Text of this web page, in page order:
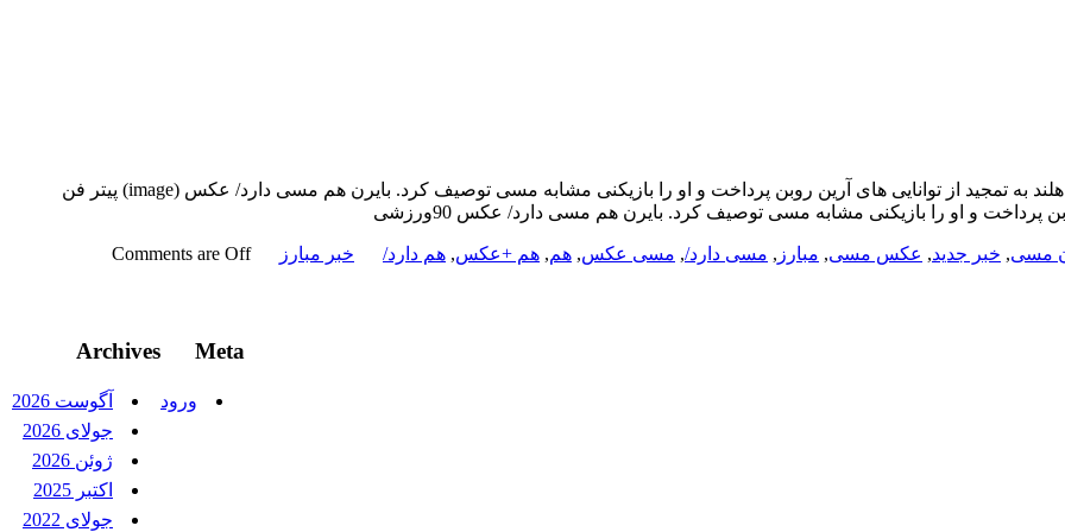
بایرن هم مسی دارد/ عکس پیتر فن مارویک، سرمربی سابق تیم ملی هلند به تمجید از توانایی های آرین روبن پرداخت و او را بازیکنی مشابه مسی توصیف کرد.​​​​​​​ بایرن هم مسی دارد/ عکس (image) پیتر فن
پرداخت و او را بازیکنی مشابه مسی توصیف کرد.​​​​​​​ بایرن هم مسی دارد/ عکس 90ورزشی
مسی, خبر جدید, عکس مسی, مبارز , مسی دارد/, مسی عکس, هم, هم +عکس, هم دارد/ خبر مبارز Comments are Off
Archives
آگوست 2026
جولای 2026
ژوئن 2026
اکتبر 2025
جولای 2022
Meta
ورود